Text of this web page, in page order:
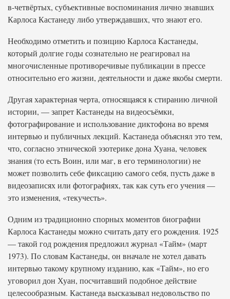
в-четвёртых, субъективные воспоминания лично знавших
Карлоса Кастанеду либо утверждавших, что знают его.
Необходимо отметить и позицию Карлоса Кастанеды,
который долгие годы сознательно не реагировал на
многочисленные противоречивые публикации в прессе
относительно его жизни, деятельности и даже якобы смерти.
Другая характерная черта, относящаяся к стиранию личной
истории, — запрет Кастанеды на видеосъёмки,
фотографирование и использование диктофона во время
интервью и публичных лекций. Кастанеда объяснял это тем,
что, согласно этнической эзотерике дона Хуана, человек
знания (то есть Воин, или маг, в его терминологии) не
может позволить себе фиксацию самого себя, пусть даже в
видеозаписях или фотографиях, так как суть его учения —
это изменения, «текучесть».
Одним из традиционно спорных моментов биографии
Карлоса Кастанеды можно считать дату его рождения. 1925
— такой год рождения предложил журнал «Тайм» (март
1973). По словам Кастанеды, он вначале не хотел давать
интервью такому крупному изданию, как «Тайм», но его
уговорил дон Хуан, посчитавший подобное действие
целесообразным. Кастанеда высказывал недовольство по